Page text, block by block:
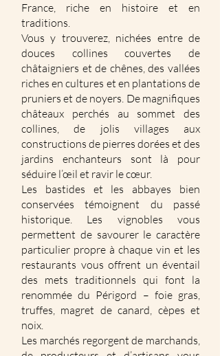
France, riche en histoire et en
traditions.
Vous y trouverez, nichées entre de
douces collines couvertes de
châtaigniers et de chênes, des vallées
riches en cultures et en plantations de
pruniers et de noyers. De magnifiques
châteaux perchés au sommet des
collines, de jolis villages aux
constructions de pierres dorées et des
jardins enchanteurs sont là pour
séduire l’œil et ravir le cœur.
Les bastides et les abbayes bien
conservées témoignent du passé
historique. Les vignobles vous
permettent de savourer le caractère
particulier propre à chaque vin et les
restaurants vous offrent un éventail
des mets traditionnels qui font la
renommée du Périgord – foie gras,
truffes, magret de canard, cèpes et
noix.
Les marchés regorgent de marchands,